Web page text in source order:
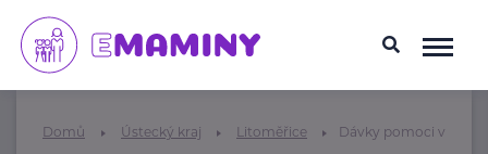
Domů Ústecký kraj Litoměřice Dávky pomoci v